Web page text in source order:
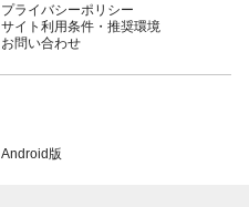
プライバシーポリシー
サイト利用条件・推奨環境
お問い合わせ
Android版